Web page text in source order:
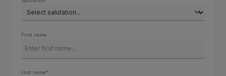
First name
Last name*